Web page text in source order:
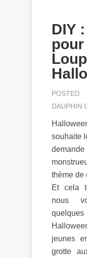
DIY
pour
DAUPHIN
souhaite
thème de
Et cela
nous
jeunes
grotte